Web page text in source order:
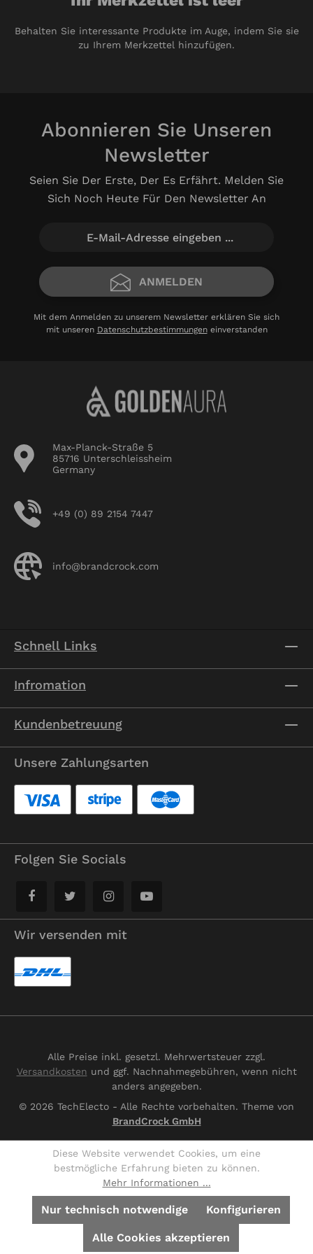
Behalten Sie interessante Produkte im Auge, indem Sie sie
zu Ihrem Merkzettel hinzufügen.
Abonnieren Sie Unseren
Newsletter
Seien Sie Der Erste, Der Es Erfährt. Melden Sie
Sich Noch Heute Für Den Newsletter An
ANMELDEN
Mit dem Anmelden zu unserem Newsletter erklären Sie sich
mit unseren Datenschutzbestimmungeneinverstanden
Max-Planck-Straße 5
85716 Unterschleissheim
Germany
+49 (0) 89 2154 7447
info@brandcrock.com
Schnell Links
Infromation
Kundenbetreuung
Unsere Zahlungsarten
Folgen Sie Socials
Wir versenden mit
Alle Preise inkl. gesetzl. Mehrwertsteuer zzgl.
Versandkosten und ggf. Nachnahmegebühren, wenn nicht
anders angegeben.
© 2026 TechElecto - Alle Rechte vorbehalten. Theme von
BrandCrock GmbH
Diese Website verwendet Cookies, um eine
bestmögliche Erfahrung bieten zu können.
Mehr Informationen ...
Nur technisch notwendige Konfigurieren
Alle Cookies akzeptieren